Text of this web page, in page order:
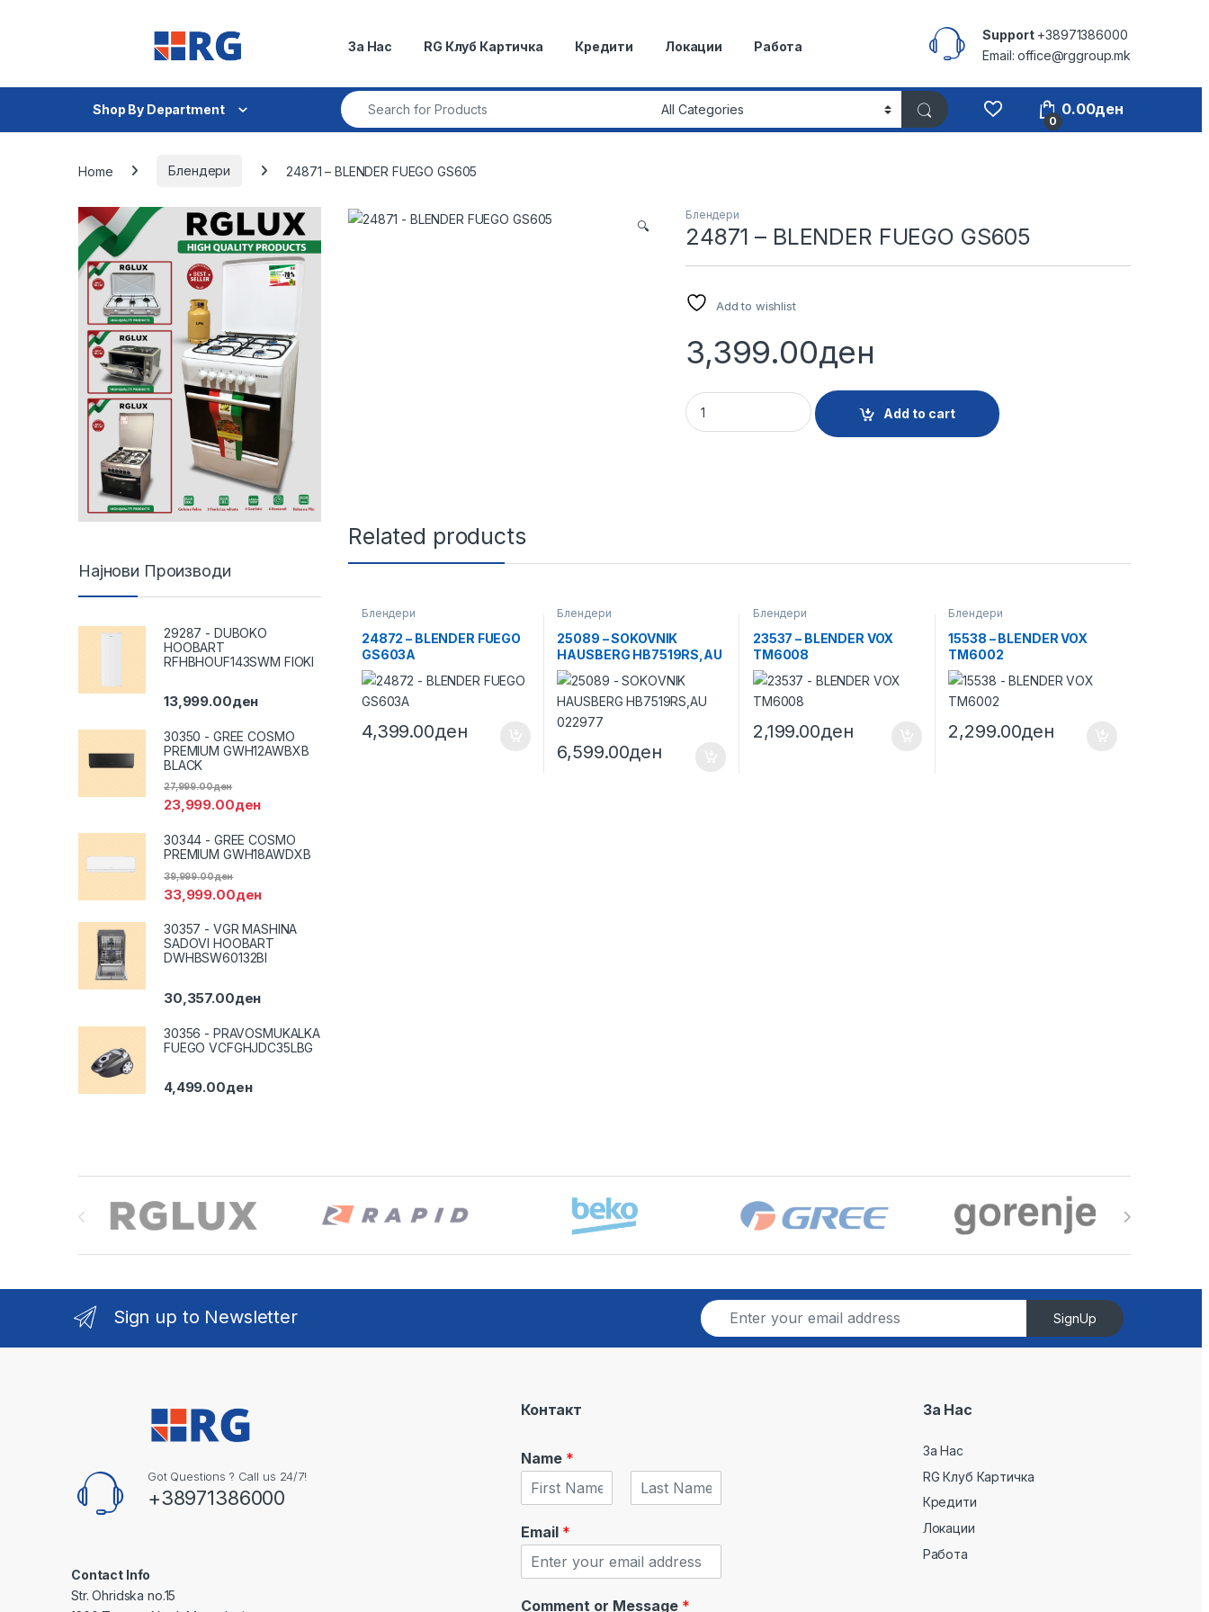
За Нас RG Клуб Картичка Кредити Локации Работа
Support+38971386000
Email: office@rggroup.mk
Shop By Department
Search for:
0
0.00ден
Home Блендери 24871 – BLENDER FUEGO GS605
🔍
Блендери
24871 – BLENDER FUEGO GS605
Add to wishlist
3,399.00ден
24871 - BLENDER FUEGO GS605 quantity
Add to cart
Related products
Блендери
24872 – BLENDER FUEGO
GS603A
4,399.00ден
Блендери
25089 – SOKOVNIK
HAUSBERG HB7519RS,AU
022977
6,599.00ден
Блендери
23537 – BLENDER VOX
TM6008
2,199.00ден
Блендери
15538 – BLENDER VOX
TM6002
2,299.00ден
Најнови Производи
29287 - DUBOKO
HOOBART
RFHBHOUF143SWM FIOKI
13,999.00ден
30350 - GREE COSMO
PREMIUM GWH12AWBXB
BLACK
23,999.00ден
27,999.00ден
30344 - GREE COSMO
PREMIUM GWH18AWDXB
33,999.00ден
39,999.00ден
30357 - VGR MASHINA
SADOVI HOOBART
DWHBSW60132BI
30,357.00ден
30356 - PRAVOSMUKALKA
FUEGO VCFGHJDC35LBG
4,499.00ден
Sign up to Newsletter
E
m
a
SignUp
Got Questions ? Call us 24/7!
+38971386000
Contact Info
Str. Ohridska no.15
Контакт
Name *
i
rEmail *
Comment or Message *
За Нас
За Нас
RG Клуб Картичка
Кредити
Локации
Работа